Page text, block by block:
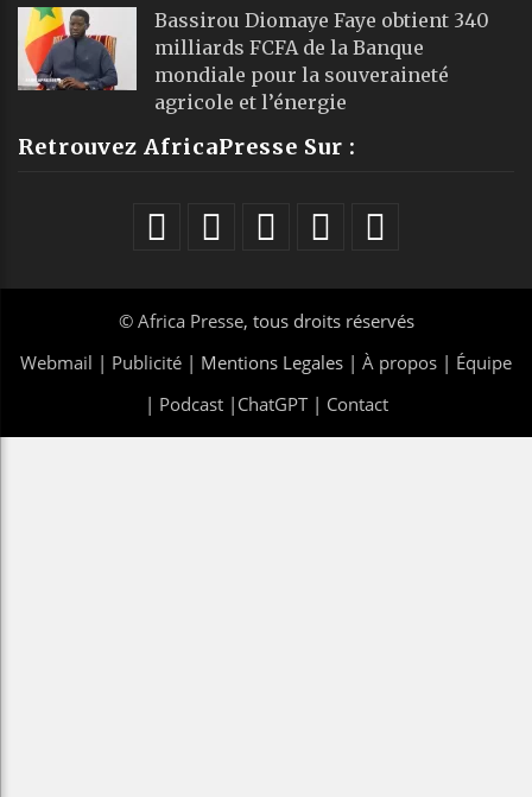
Bassirou Diomaye Faye obtient 340
milliards FCFA de la Banque
mondiale pour la souveraineté
agricole et l’énergie
Retrouvez AfricaPresse Sur :
© Africa Presse, tous droits réservés
Webmail | Publicité | Mentions Legales | À propos | Équipe
| Podcast| ChatGPT| Contact